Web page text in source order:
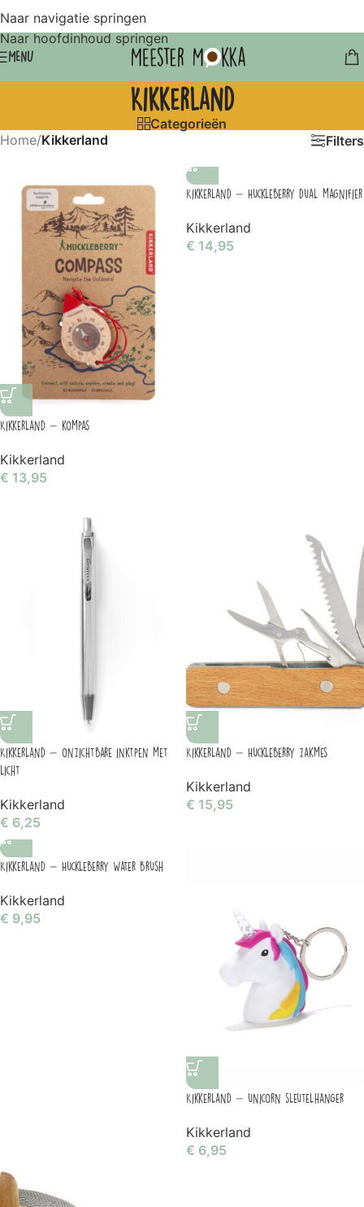
Naar navigatie springen
Naar hoofdinhoud springen
MENU
Kikkerland
Categorieën
Home/Kikkerland Filters
Kikkerland – kompas
Kikkerland
€ 13,95
Kikkerland – Huckleberry dual magnifier
Kikkerland
€ 14,95
Kikkerland – onzichtbare inktpen met
licht
Kikkerland
€ 6,25
Kikkerland – Huckleberry zakmes
Kikkerland
€ 15,95
Kikkerland – Huckleberry Water brush
Kikkerland
€ 9,95
Kikkerland – unicorn sleutelhanger
Kikkerland
€ 6,95